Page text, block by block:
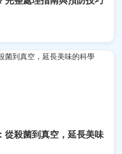
從殺菌到真空，延長美味